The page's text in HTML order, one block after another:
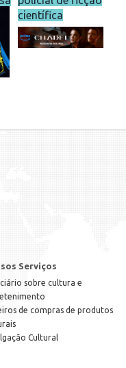
científica
Serviços
sobre cultura e
de compras de produtos
Cultural